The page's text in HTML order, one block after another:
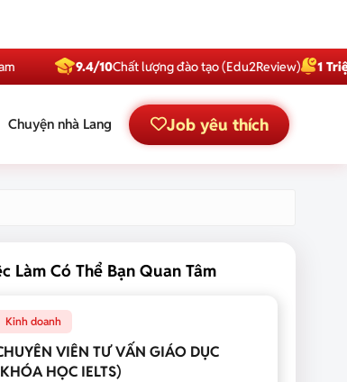
9.4/10Chất lượng đào tạo (Edu2Review) 1 Triệu
Chuyện nhà Lang Job yêu thích
Làm Có Thể Bạn Quan Tâm
Kinh doanh
VIÊN TƯ VẤN GIÁO DỤC
HỌC IELTS)